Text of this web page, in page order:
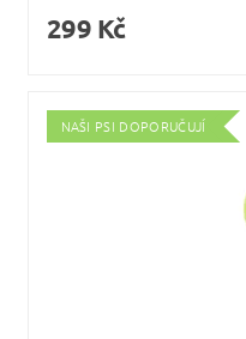
299 Kč
NAŠI PSI DOPORUČUJÍ